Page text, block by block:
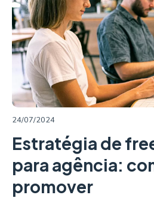
LER MAIS
24/07/2024
Estratégia de
para agência:
promover